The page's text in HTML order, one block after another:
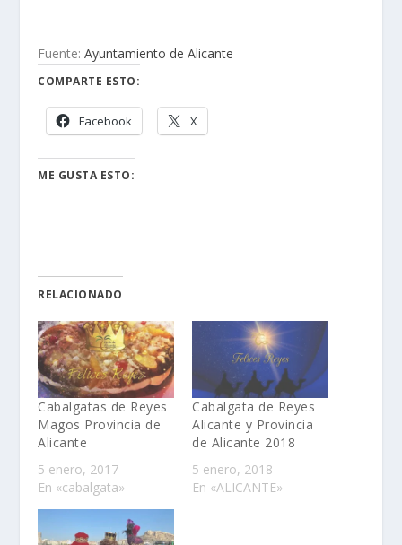
Fuente:Ayuntamiento de Alicante
COMPARTE ESTO:
Facebook X
ME GUSTA ESTO:
RELACIONADO
Cabalgatas de Reyes
Magos Provincia de
Alicante
5 enero, 2017
En «cabalgata»
Cabalgata de Reyes
Alicante y Provincia
de Alicante 2018
5 enero, 2018
En «ALICANTE»